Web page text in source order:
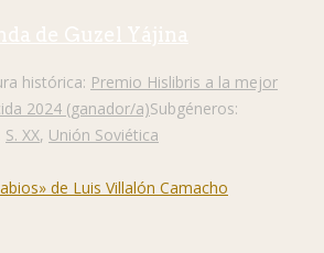
de Guzel Yájina
histórica: Premio Hislibris a la mejor
2024 (ganador/a)Subgéneros:
S. XX, Unión Soviética